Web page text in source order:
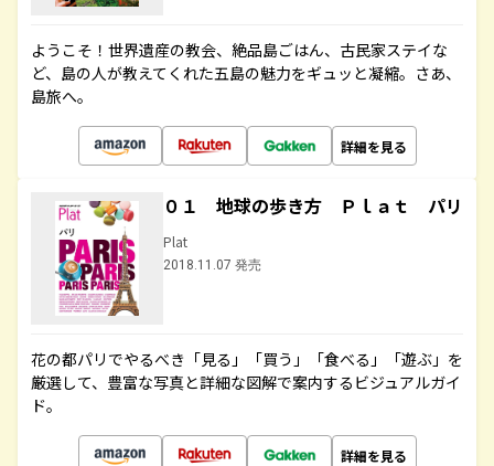
ようこそ！世界遺産の教会、絶品島ごはん、古民家ステイな
ど、島の人が教えてくれた五島の魅力をギュッと凝縮。さあ、
島旅へ。
詳細を見る
０１ 地球の歩き方 Ｐｌａｔ パリ
Plat
2018.11.07 発売
花の都パリでやるべき「見る」「買う」「食べる」「遊ぶ」を
厳選して、豊富な写真と詳細な図解で案内するビジュアルガイ
ド。
詳細を見る